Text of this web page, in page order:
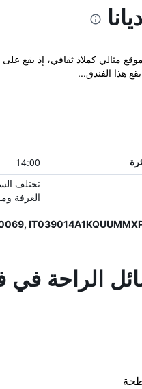
هذا الفندق...
14:00
تختلف
الغرفة
الراحة في